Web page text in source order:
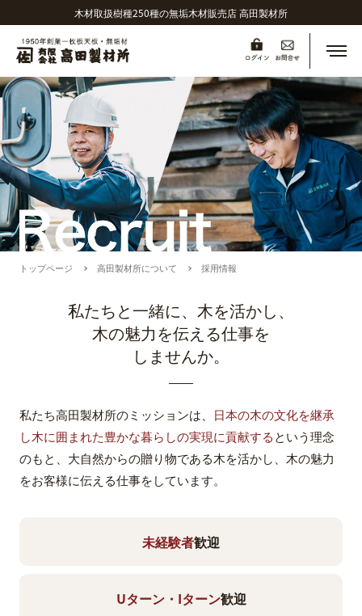
木材取扱樹種250種の無垢木材販売店 高田製材所
メニ
トップページ 高田製材所について 採用情報
私たちと一緒に、木を活かし、
木の魅力を伝える仕事を
しませんか。
私たち高田製材所のミッションは、 日本の木の文化を継承
し木に囲まれた豊かな暮らしの実現に貢献するという理念
のもと、大自然からの贈り物である木を活かし、木の魅力
をお客様に伝える仕事をしています。
未経験者歓迎
Uターン・Iターン歓迎